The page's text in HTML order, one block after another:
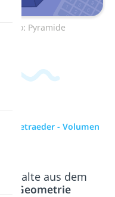
Video: Pyramide
Tetraeder - Volumen
Inhalte aus dem
Geometrie